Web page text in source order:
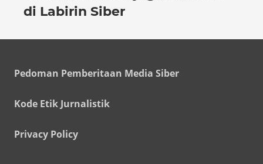
di Labirin Siber
Pedoman Pemberitaan Media Siber
Kode Etik Jurnalistik
Privacy Policy